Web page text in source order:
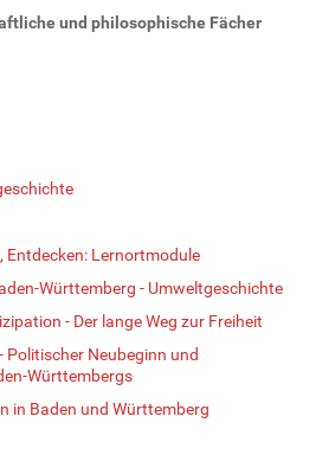
und philosophische Fächer
Entdecken: Lernortmodule
Württemberg - Umweltgeschichte
- Der lange Weg zur Freiheit
Politischer Neubeginn und
Württembergs
in Baden und Württemberg